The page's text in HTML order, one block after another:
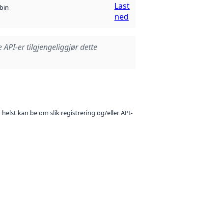
bin
Last
ned
API-er tilgjengeliggjør dette
kan be om slik registrering og/eller API-